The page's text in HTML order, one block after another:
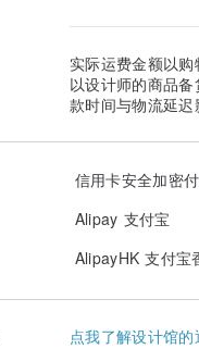
实际运费金额以购
以设计师的商品
款时间与物流延迟
信用卡安全加密
Alipay 支付宝
AlipayHK 支付宝
点我了解设计馆